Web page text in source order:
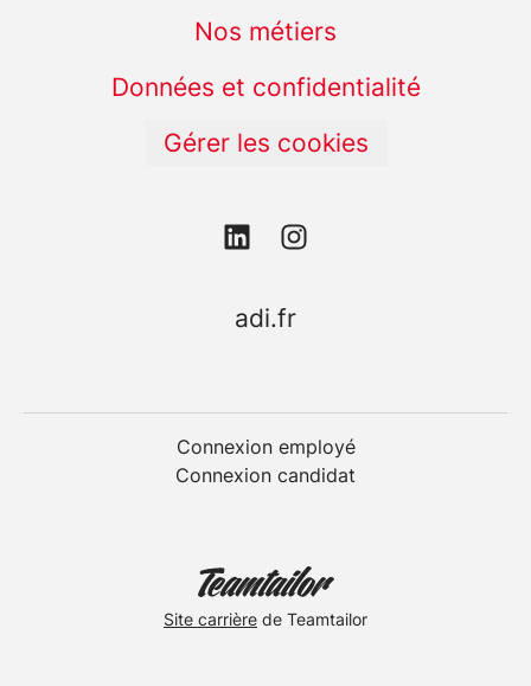
Nos métiers
Données et confidentialité
Gérer les cookies
adi.fr
Connexion employé
Connexion candidat
Site carrière de Teamtailor